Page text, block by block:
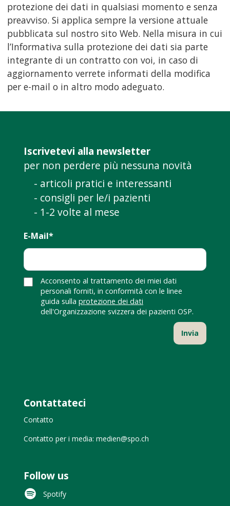
protezione dei dati in qualsiasi momento e senza
preavviso. Si applica sempre la versione attuale
pubblicata sul nostro sito Web. Nella misura in cui
l’Informativa sulla protezione dei dati sia parte
integrante di un contratto con voi, in caso di
aggiornamento verrete informati della modifica
per e-mail o in altro modo adeguato.
Iscrivetevi alla newsletter
per non perdere più nessuna novità
- articoli pratici e interessanti
- consigli per le/i pazienti
- 1-2 volte al mese
E-Mail*
Acconsento al trattamento dei miei dati
personali forniti, in conformità con le linee
guida sulla protezione dei dati
dell'Organizzazione svizzera dei pazienti OSP.
Contattateci
Contatto
Contatto per i media: medien@spo.ch
Follow us
Spotify